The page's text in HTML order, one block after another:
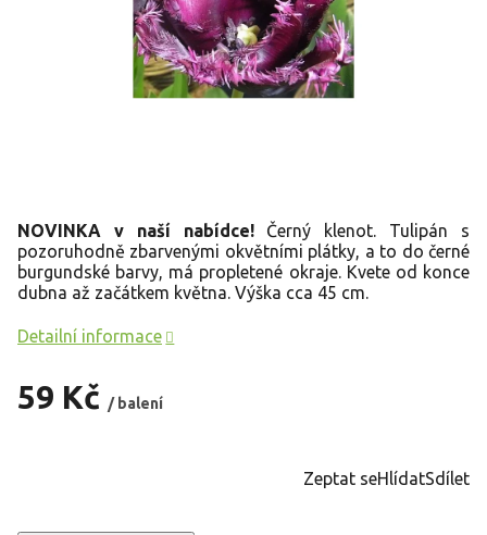
59 Kč / balení
NOVINKA v naší nabídce!Černý klenot. Tulipán s
pozoruhodně zbarvenými okvětními plátky, a to do černé
burgundské barvy, má propletené okraje. Kvete od konce
dubna až začátkem května. Výška cca 45 cm.
Detailní informace
Zeptat seHlídatSdílet